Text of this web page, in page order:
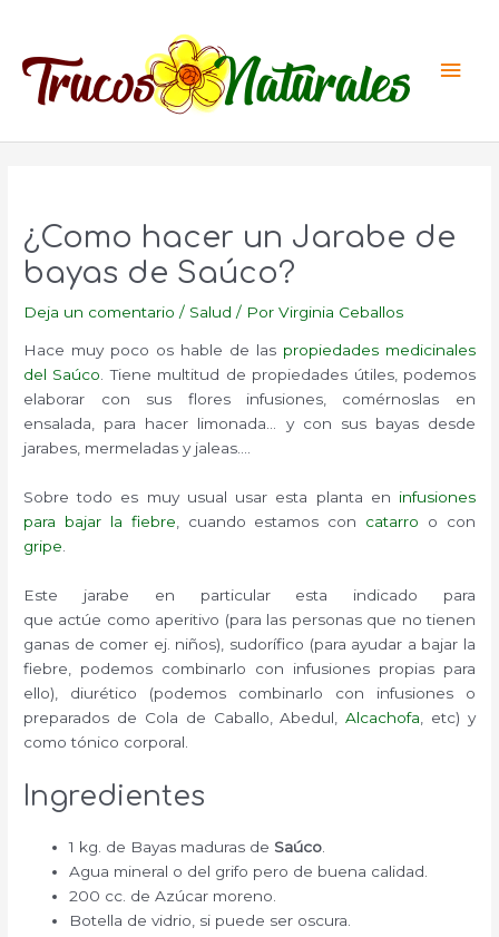
contenido
¿Como hacer un Jarabe de
bayas de Saúco?
Deja un comentario / Salud / PorVirginia Ceballos
Hace muy poco os hable de las propiedades medicinales
del Saúco. Tiene multitud de propiedades útiles, podemos
elaborar con sus flores infusiones, comérnoslas en
ensalada, para hacer limonada… y con sus bayas desde
jarabes, mermeladas y jaleas….
Sobre todo es muy usual usar esta planta en infusiones
para bajar la fiebre, cuando estamos con catarro o con
gripe.
Este jarabe en particular esta indicado para
que actúe como aperitivo (para las personas que no tienen
ganas de comer ej. niños), sudorífico (para ayudar a bajar la
fiebre, podemos combinarlo con infusiones propias para
ello), diurético (podemos combinarlo con infusiones o
preparados de Cola de Caballo, Abedul,Alcachofa , etc) y
como tónico corporal.
Ingredientes
1 kg. de Bayas maduras de Saúco
Agua mineral o del grifo pero de buena calidad.
200 cc. de Azúcar moreno.
Botella de vidrio, si puede ser oscura.